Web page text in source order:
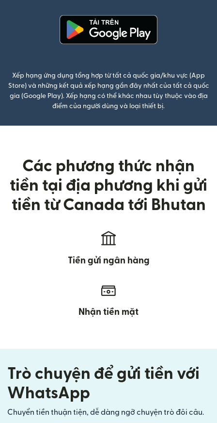
Xếp hạng ứng dụng tổng hợp từ tất cả quốc gia/khu vực (App
Store) và những kết quả xếp hạng gần đây nhất của tất cả quốc
gia (Google Play). Xếp hạng có thể khác nhau tùy thuộc vào địa
điểm của người dùng và loại thiết bị.
Các phương thức nhận
tiền tại địa phương khi gửi
tiền từ Canada tới Bhutan
Tiền gửi ngân hàng
Nhận tiền mặt
Trò chuyện để gửi tiền với
WhatsApp
Chuyển tiền thuận tiện, dễ dàng ngỡ chuyện trò đôi câu.